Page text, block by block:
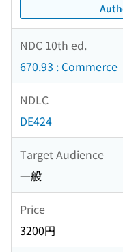
NDC 10th ed.
670.93 : Commerce
NDLC
DE424
Target Audience
一般
Price
3200円